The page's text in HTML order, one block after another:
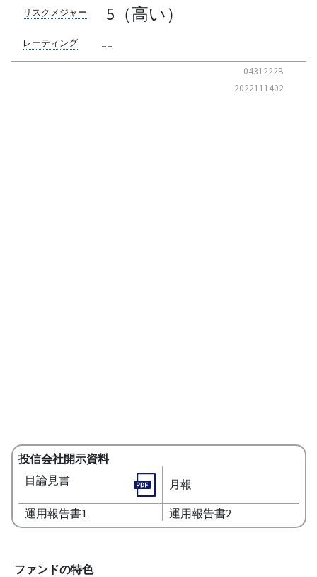
リスクメジャー 5（高い）
レーティング --
0431222B
2022111402
投信会社開示資料
目論見書
月報
運用報告書1 運用報告書2
ファンドの特色